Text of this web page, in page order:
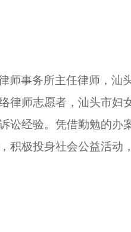
师事务所主任律师，汕
律师志愿者，汕头市
讼经验。凭借勤勉的
积极投身社会公益活